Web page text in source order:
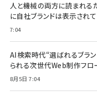
人と機械の両方に読まれる
に自社ブランドは表示され
7:04
AI検索時代“選ばれるブラ
られる次世代Web制作フロ
8月5日 7:04